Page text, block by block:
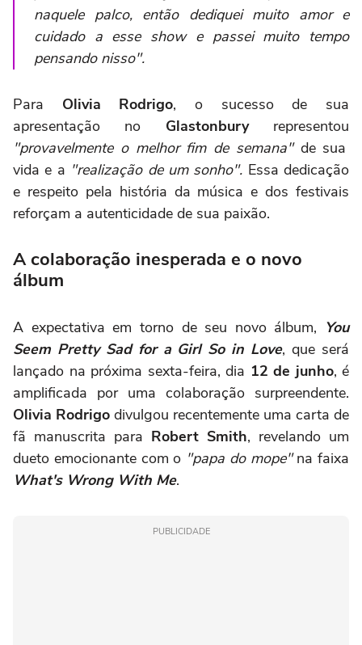
naquele palco, então dediquei muito amor e
cuidado a esse show e passei muito tempo
pensando nisso".
Para Olivia Rodrigo, o sucesso de sua
apresentação no Glastonburyrepresentou
"provavelmente o melhor fim de semana" de sua
vida e a "realização de um sonho". Essa dedicação
e respeito pela história da música e dos festivais
reforçam a autenticidade de sua paixão.
A colaboração inesperada e o novo
álbum
A expectativa em torno de seu novo álbum, You
Seem Pretty Sad for a Girl So in Love, que será
lançado na próxima sexta-feira, dia 12 de junho, é
amplificada por uma colaboração surpreendente.
Olivia Rodrigo divulgou recentemente uma carta de
fã manuscrita para Robert Smith, revelando um
dueto emocionante com o "papa do mope"na faixa
What's Wrong With Me.
PUBLICIDADE